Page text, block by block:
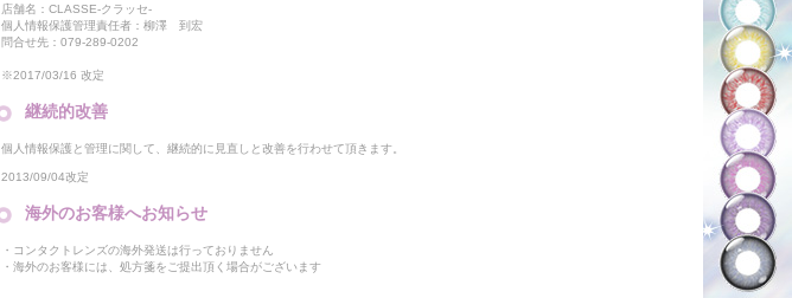
店舗名：CLASSE-クラッセ-
個人情報保護管理責任者：柳澤 到宏
問合せ先：079-289-0202
※2017/03/16 改定
継続的改善
個人情報保護と管理に関して、継続的に見直しと改善を行わせて頂きます。
2013/09/04改定
海外のお客様へお知らせ
・コンタクトレンズの海外発送は行っておりません
・海外のお客様には、処方箋をご提出頂く場合がございます